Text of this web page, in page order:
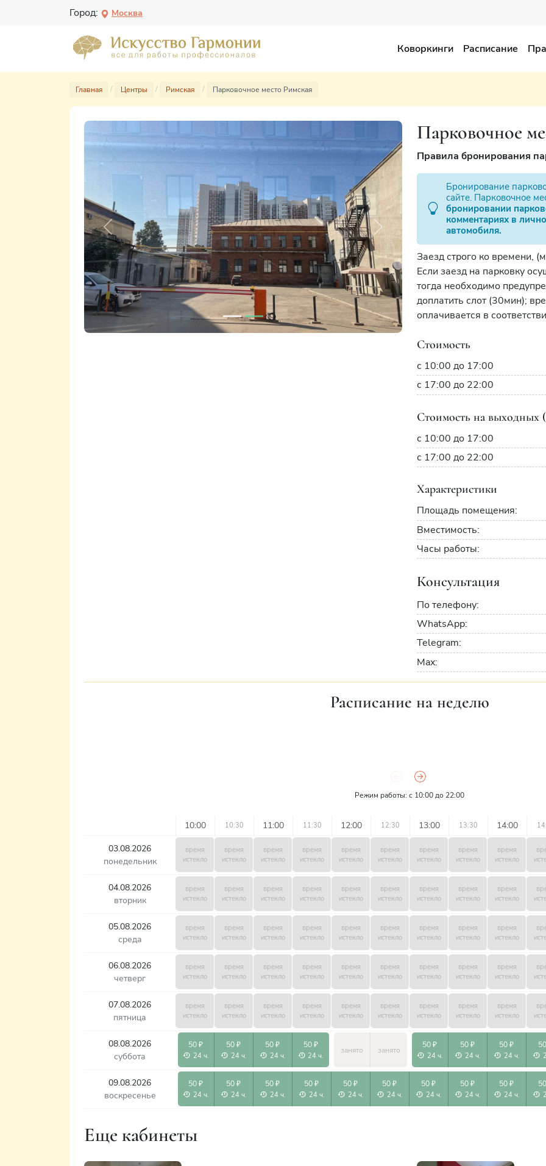
Город: Москва
Коворкинги Расписание
Главная Центры Римская Парковочное место Римская
Previous Next
Парковочное
Правила бронирования
Бронирование
сайте. Парковочное
бронировании
комментариях в
автомобиля.
Заезд строго ко времени,
Если заезд на парковку
тогда необходимо
доплатить слот (30мин);
оплачивается в
Стоимость
с 10:00 до 17:00
с 17:00 до 22:00
Стоимость на выходных
с 10:00 до 17:00
с 17:00 до 22:00
Характеристики
Площадь помещения:
Вместимость:
Часы работы:
Консультация
По телефону:
WhatsApp:
Telegram:
Max:
Расписание на неделю
Режим работы: с 10:00 до 22:00
10:00 10:30 11:00 11:30 12:00 12:30 13:00 13:30 14:00
03.08.2026
понедельник
04.08.2026
вторник
05.08.2026
среда
06.08.2026
четверг
07.08.2026
пятница
08.08.2026
суббота
09.08.2026
воскресенье
время
истекло
время
истекло
время
истекло
время
истекло
время
истекло
время
истекло
время
истекло
время
истекло
время
истекло
время
истекло
время
истекло
время
истекло
время
истекло
время
истекло
время
истекло
время
истекло
время
истекло
время
истекло
время
истекло
время
истекло
время
истекло
время
истекло
время
истекло
время
истекло
время
истекло
время
истекло
время
истекло
время
истекло
время
истекло
время
истекло
время
истекло
время
истекло
время
истекло
время
истекло
время
истекло
время
истекло
время
истекло
время
истекло
время
истекло
время
истекло
время
истекло
время
истекло
время
истекло
время
истекло
время
истекло
50 ₽
24 ч.
50 ₽
24 ч.
50 ₽
24 ч.
50 ₽
24 ч.
занято занято
50 ₽
24 ч.
50 ₽
24 ч.
50 ₽
24 ч.
50 ₽
24 ч.
50 ₽
24 ч.
50 ₽
24 ч.
50 ₽
24 ч.
50 ₽
24 ч.
50 ₽
24 ч.
50 ₽
24 ч.
50 ₽
24 ч.
50 ₽
24 ч.
Еще кабинеты